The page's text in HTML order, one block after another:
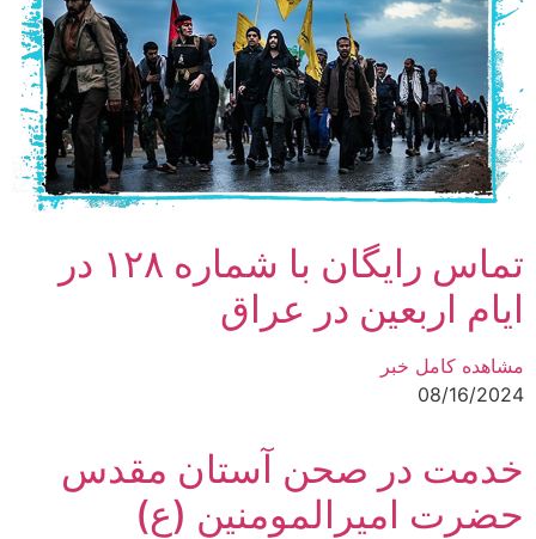
تماس رایگان با شماره ۱۲۸ در
ایام اربعین در عراق
مشاهده کامل خبر
08/16/2024
خدمت در صحن آستان مقدس
حضرت امیرالمومنین (ع)